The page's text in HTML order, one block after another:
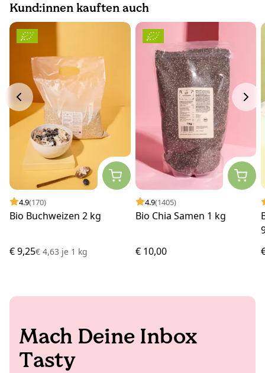
Kund:innen kauften auch
4.9(170)
Bio Buchweizen 2 kg
€ 9,25€ 4,63 je 1 kg
4.9(1405)
Bio Chia Samen 1 kg
€ 10,00
Mach Deine Inbox
Tasty